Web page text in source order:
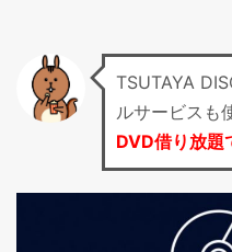
TSUTAYA
ルサービスも
DVD借り放題